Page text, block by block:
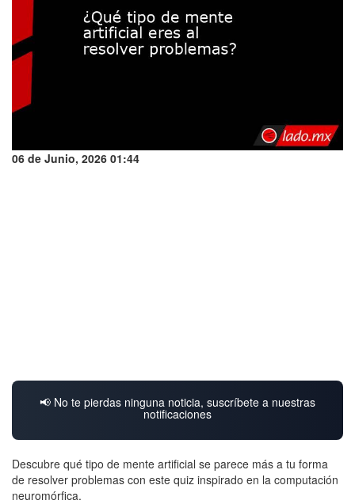
06 de Junio, 2026 01:44
📢 No te pierdas ninguna noticia, suscríbete a nuestras
notificaciones
Descubre qué tipo de mente artificial se parece más a tu forma
de resolver problemas con este quiz inspirado en la computación
neuromórfica.